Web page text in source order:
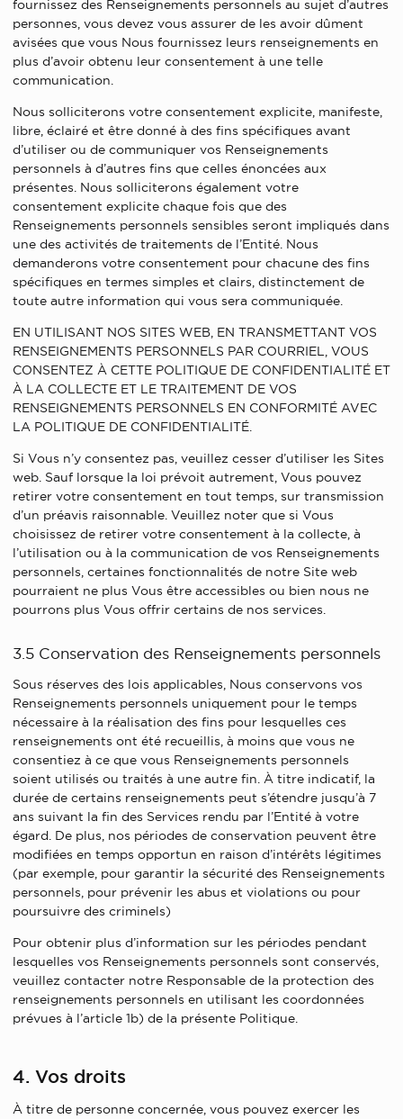
fournissez des Renseignements personnels au sujet d’autres
personnes, vous devez vous assurer de les avoir dûment
avisées que vous Nous fournissez leurs renseignements en
plus d’avoir obtenu leur consentement à une telle
communication.
Nous solliciterons votre consentement explicite, manifeste,
libre, éclairé et être donné à des fins spécifiques avant
d’utiliser ou de communiquer vos Renseignements
personnels à d’autres fins que celles énoncées aux
présentes. Nous solliciterons également votre
consentement explicite chaque fois que des
Renseignements personnels sensibles seront impliqués dans
une des activités de traitements de l’Entité. Nous
demanderons votre consentement pour chacune des fins
spécifiques en termes simples et clairs, distinctement de
toute autre information qui vous sera communiquée.
EN UTILISANT NOS SITES WEB, EN TRANSMETTANT VOS
RENSEIGNEMENTS PERSONNELS PAR COURRIEL, VOUS
CONSENTEZ À CETTE POLITIQUE DE CONFIDENTIALITÉ ET
À LA COLLECTE ET LE TRAITEMENT DE VOS
RENSEIGNEMENTS PERSONNELS EN CONFORMITÉ AVEC
LA POLITIQUE DE CONFIDENTIALITÉ.
Si Vous n’y consentez pas, veuillez cesser d’utiliser les Sites
web. Sauf lorsque la loi prévoit autrement, Vous pouvez
retirer votre consentement en tout temps, sur transmission
d’un préavis raisonnable. Veuillez noter que si Vous
choisissez de retirer votre consentement à la collecte, à
l’utilisation ou à la communication de vos Renseignements
personnels, certaines fonctionnalités de notre Site web
pourraient ne plus Vous être accessibles ou bien nous ne
pourrons plus Vous offrir certains de nos services.
3.5 Conservation des Renseignements personnels
Sous réserves des lois applicables, Nous conservons vos
Renseignements personnels uniquement pour le temps
nécessaire à la réalisation des fins pour lesquelles ces
renseignements ont été recueillis, à moins que vous ne
consentiez à ce que vous Renseignements personnels
soient utilisés ou traités à une autre fin. À titre indicatif, la
durée de certains renseignements peut s’étendre jusqu’à 7
ans suivant la fin des Services rendu par l’Entité à votre
égard. De plus, nos périodes de conservation peuvent être
modifiées en temps opportun en raison d’intérêts légitimes
(par exemple, pour garantir la sécurité des Renseignements
personnels, pour prévenir les abus et violations ou pour
poursuivre des criminels)
Pour obtenir plus d’information sur les périodes pendant
lesquelles vos Renseignements personnels sont conservés,
veuillez contacter notre Responsable de la protection des
renseignements personnels en utilisant les coordonnées
prévues à l’article 1b) de la présente Politique.
4. Vos droits
À titre de personne concernée, vous pouvez exercer les